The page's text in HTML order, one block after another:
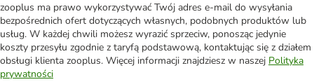
zooplus ma prawo wykorzystywać Twój adres e-mail do wysyłania
bezpośrednich ofert dotyczących własnych, podobnych produktów lub
usług. W każdej chwili możesz wyrazić sprzeciw, ponosząc jedynie
koszty przesyłu zgodnie z taryfą podstawową, kontaktując się z działem
obsługi klienta zooplus. Więcej informacji znajdziesz w naszej Polityka
prywatności